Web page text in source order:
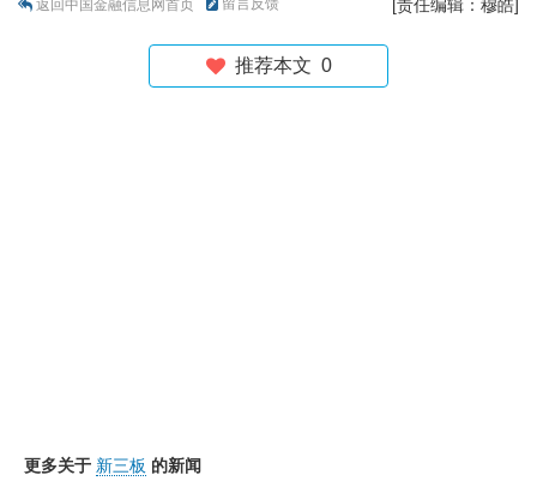
返回中国金融信息网首页 留言反馈 [责任编辑：穆皓]
推荐本文 0
更多关于 新三板 的新闻